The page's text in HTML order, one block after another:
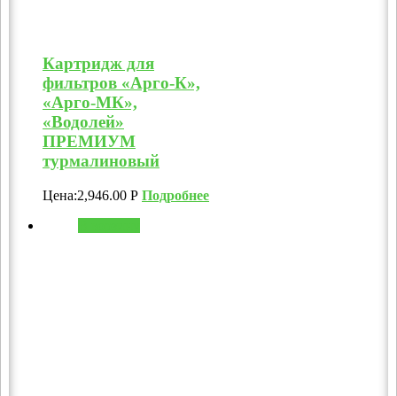
Картридж для
фильтров «Арго-К»,
«Арго-МК»,
«Водолей»
ПРЕМИУМ
турмалиновый
Цена:2,946.00 Р Подробнее